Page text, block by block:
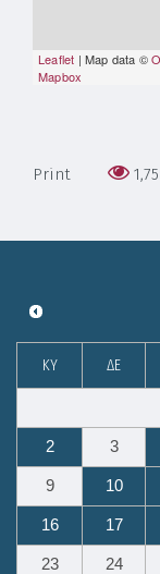
Leaflet | Map data ©
Mapbox
Print
ΚΥ ΔΕ
2 3
9 10
16 17
23 24